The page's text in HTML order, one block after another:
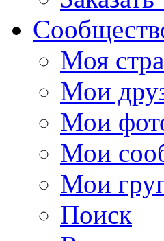
Моя
Мои
Мои
Мои
Мои
Поиск